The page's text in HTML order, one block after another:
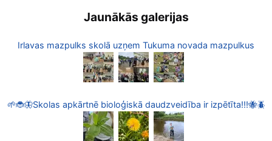
Jaunākās galerijas
Irlavas mazpulks skolā uzņem Tukuma novada mazpulkus
🌱🐞🦋Skolas apkārtnē bioloģiskā daudzveidība ir izpētīta!!!🐝🪲